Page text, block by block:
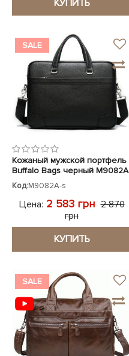
КУПИТЬ
SALE
Кожаный мужской портфель
Buffalo Bags черный M9082A
Код:M9082A-s
Цена: 2 583 грн 2 870
грн
КУПИТЬ
SALE